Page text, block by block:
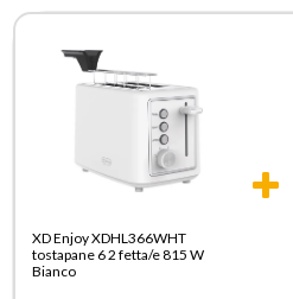
XD Enjoy XDHL366WHT
tostapane 6 2 fetta/e 815 W
Bianco